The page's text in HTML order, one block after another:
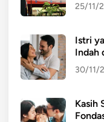
25/11/
Istri
Indah
30/11/
Kasih